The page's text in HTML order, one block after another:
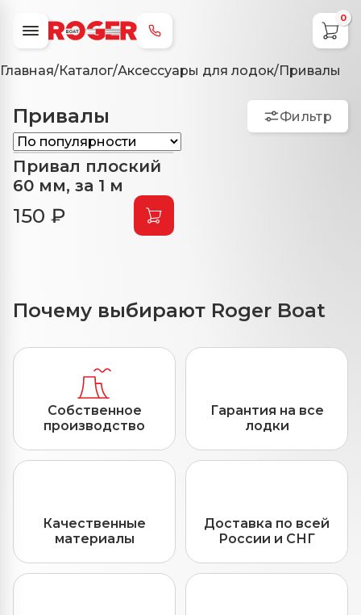
+7 (800) 707-79-49
0
Главная/Каталог/Аксессуары для лодок/Привалы
Привалы Фильтр
Привал плоский
60 мм, за 1 м
150 ₽
Почему выбирают Roger Boat
Собственное
производство
Гарантия на все
лодки
Качественные
материалы
Доставка по всей
России и СНГ